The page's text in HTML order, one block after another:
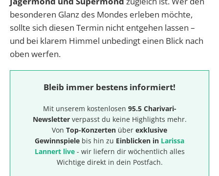
besonderen Glanz des Mondes erleben möchte,
sollte sich diesen Termin nicht entgehen lassen –
und bei klarem Himmel unbedingt einen Blick nach
oben werfen.
Bleib immer bestens informiert!
Mit unserem kostenlosen 95.5 Charivari-
Newsletterverpasst du keine Highlights mehr.
Von Top-Konzerten über exklusive
Gewinnspiele bis hin zu Einblicken in Larissa
Lannert live- wir liefern dir wöchentlich alles
Wichtige direkt in dein Postfach.